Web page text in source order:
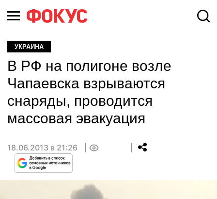
УКРАИНА
В РФ на полигоне возле
Чапаевска взрываются
снаряды, проводится
массовая эвакуация
18.06.2013 в 21:26